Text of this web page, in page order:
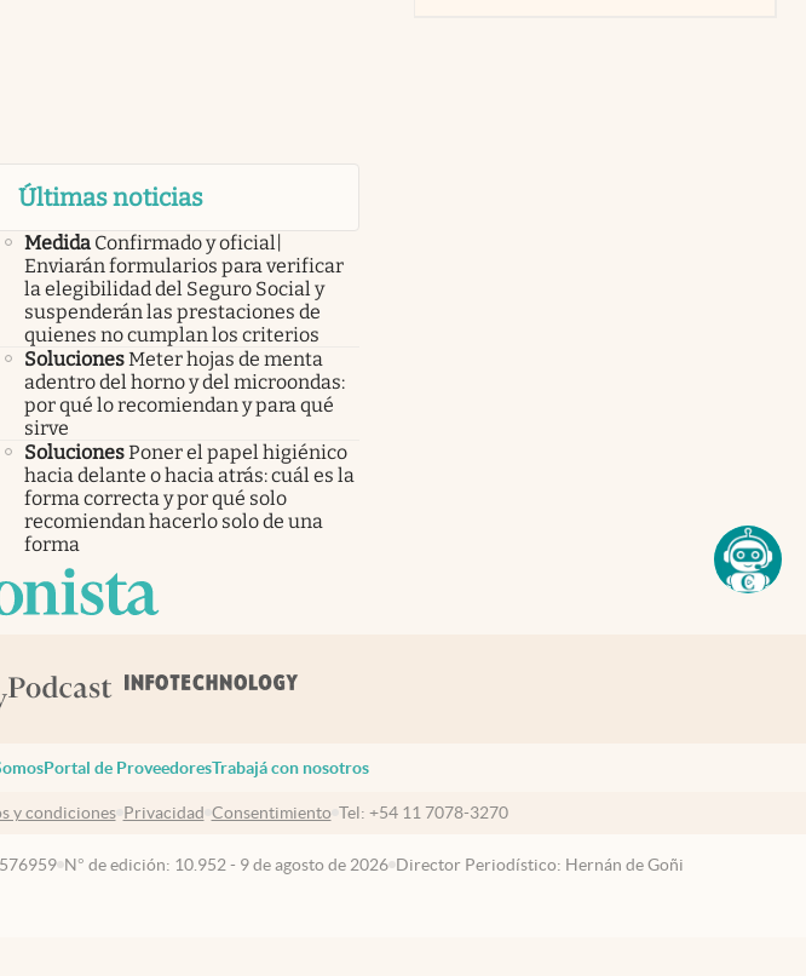
Últimas noticias
Medida Confirmado y oficial|
Enviarán formularios para verificar
la elegibilidad del Seguro Social y
suspenderán las prestaciones de
quienes no cumplan los criterios
SolucionesMeter hojas de menta
adentro del horno y del microondas:
por qué lo recomiendan y para qué
sirve
SolucionesPoner el papel higiénico
hacia delante o hacia atrás: cuál es la
forma correcta y por qué solo
recomiendan hacerlo solo de una
forma
Portal de ProveedoresTrabajá con nosotros
y condiciones Privacidad Consentimiento Tel: +54 11 7078-3270
N° de edición: 10.952 - 9 de agosto de 2026 Director Periodístico: Hernán de Goñi